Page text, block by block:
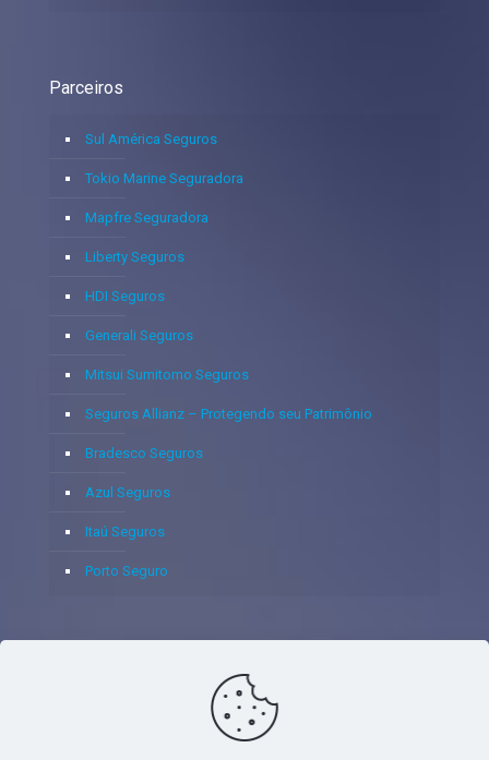
Parceiros
Sul América Seguros
Tokio Marine Seguradora
Mapfre Seguradora
Liberty Seguros
HDI Seguros
Generali Seguros
Mitsui Sumitomo Seguros
Seguros Allianz – Protegendo seu Patrimônio
Bradesco Seguros
Azul Seguros
Itaú Seguros
Porto Seguro
© 2020 - Yoshie & Maia Corretora de Seguros Ltda - CNPJ:
05.459.716/0001-75 - SUSEP: 100637106 AV DOS